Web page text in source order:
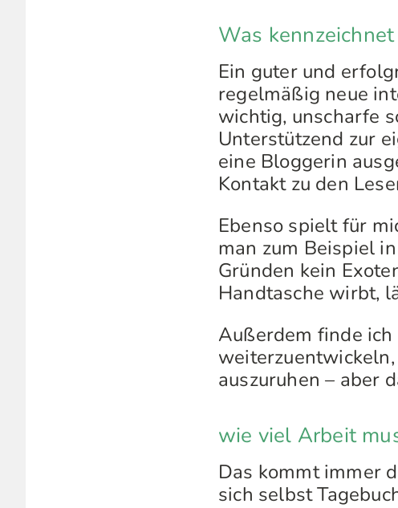
Was
Ein guter und
regelmäßig neue
wichtig, unscharfe
Unterstützend zur
eine Bloggerin
Kontakt zu den
Ebenso spielt für
man zum Beispiel
Gründen kein
Handtasche wirbt,
Außerdem finde
auszuruhen – aber
wie viel Arbeit
Das kommt immer
sich selbst